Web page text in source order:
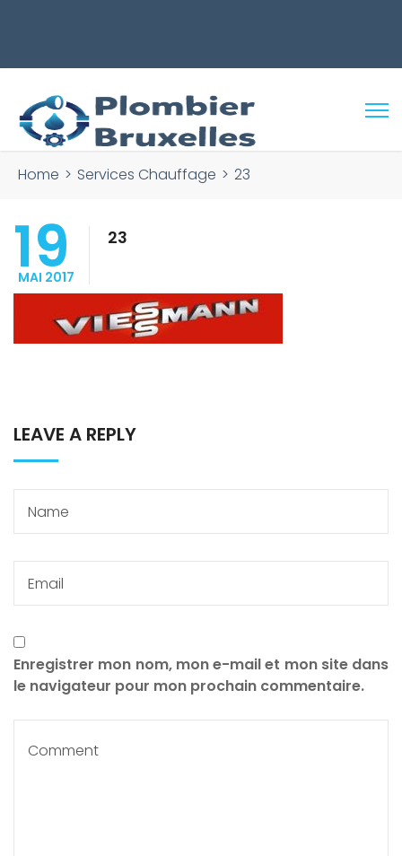
Rechercher :
Home > Services Chauffage > 23
19
MAI 2017
23
LEAVE A REPLY
Enregistrer mon nom, mon e-mail et mon site dans
le navigateur pour mon prochain commentaire.